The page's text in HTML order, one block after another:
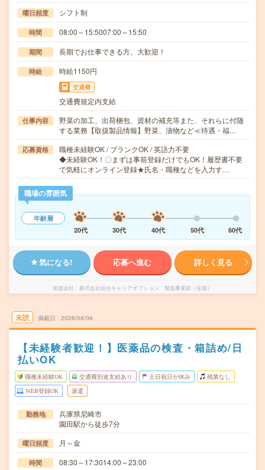
曜日頻度 シフト制
時間 08:00～15:5007:00～15:50
期間 長期でお仕事できる方、大歓迎！
時給 時給1150円
交通費
交通費規定内支給
仕事内容
野菜の加工、出荷梱包、資材の補充等また、それらに付随
する業務【取扱製品情報】野菜、漬物など≪待遇・福…
応募資格
職種未経験OK / ブランクOK / 英語力不要
◆未経験OK！〇まずは事前登録だけでもOK！履歴書不要
で気軽にオンライン登録★氏名・職種などを入力す…
職場の雰囲気
年齢層
20代
30代 40代 50代 60代
気になる! 応募へ進む 詳しく見る
派遣会社 株式会社綜合キャリアオプション 製造事業部（全国）
未読 掲載日 2026/08/06
【未経験者歓迎！】医薬品の検査・箱詰め/日
払いOK
職種未経験OK 交通費別途支給あり 土日祝日が休み 残業なし
WEB登録OK 派遣
勤務地
兵庫県尼崎市
園田駅から徒歩7分
曜日頻度 月～金
時間 08:30～17:3014:00～23:00